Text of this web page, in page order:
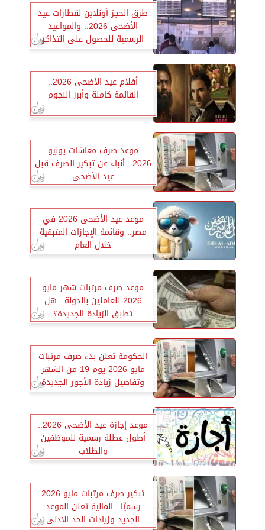
طرق الحجز أونلاين لقطارات عيد
الأضحى 2026.. والمواعيد
الرسمية للحصول على التذاكر
أفلام عيد الأضحى 2026..
القائمة كاملة وأبرز النجوم
موعد صرف معاشات يونيو
2026.. أنباء عن تبكير الصرف قبل
عيد الأضحى
موعد عيد الأضحى 2026 في
مصر.. وقائمة الإجازات المتبقية
خلال العام
موعد صرف مرتبات شهر مايو
2026 للعاملين بالدولة.. هل
تطبق الزيادة الجديدة؟
الحكومة تعلن بدء صرف مرتبات
مايو 2026 يوم 19 من الشهر
وتفاصيل زيادة الأجور الجديدة
موعد إجازة عيد الأضحى 2026..
أطول عطلة رسمية للموظفين
والطلاب
تبكير صرف مرتبات مايو 2026
رسميًا.. المالية تعلن الموعد
الجديد وزيادات الحد الأدنى